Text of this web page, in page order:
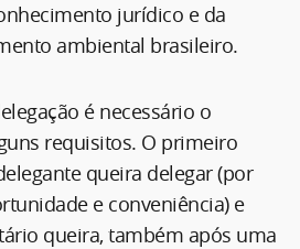
jurídico e da
ambiental brasileiro.
é necessário o
requisitos. O primeiro
queira delegar (por
e conveniência) e
queira, também após uma